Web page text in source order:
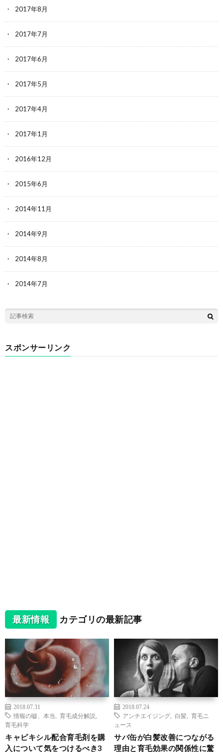
2017年8月
2017年7月
2017年6月
2017年5月
2017年4月
2017年1月
2016年12月
2015年6月
2014年11月
2014年9月
2014年8月
2014年7月
スポンサーリンク
最新情報 カテゴリの最新記事
2018.07.31
情報の嘘、本当
育毛成分解説
育毛科学
キャピキシル配合育毛剤を購
入について気をつけるべき3
2018.07.24
アンチエイジング
白髪
育毛ニ
ュース
サバ缶が白髪改善につながる
理由と育毛効果の関係性に驚